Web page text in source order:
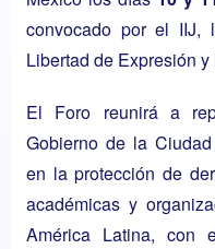
convocado por el IIJ,
Libertad de Expresión
El Foro reunirá a
Gobierno de la
en la protección de
académicas y
América Latina, con